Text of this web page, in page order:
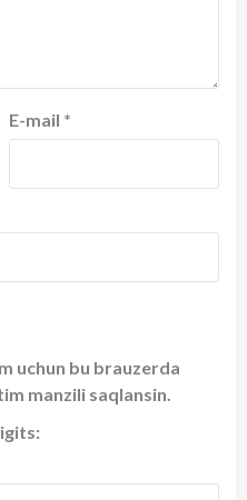
E-mail *
uchun bu brauzerda
manzili saqlansin.